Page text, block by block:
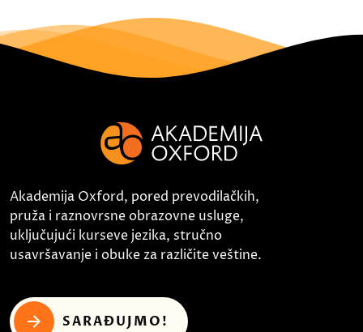
Akademija Oxford, pored prevodilačkih,
pruža i raznovrsne obrazovne usluge,
uključujući kurseve jezika, stručno
usavršavanje i obuke za različite veštine.
SARAĐUJMO!